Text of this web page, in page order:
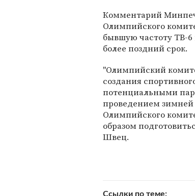
Комментарий
Олимпийского
бывшую частоту ТВ-6
более поздний срок.
"Олимпийский
создания
потенциальными
проведением
Олимпийского
образом
Швец.
Ссылки по теме